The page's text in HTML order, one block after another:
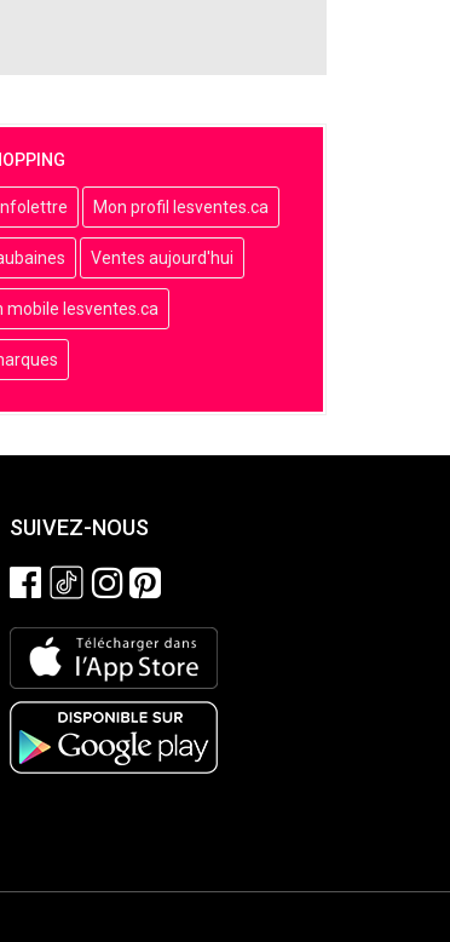
Infolettre Mon profil lesventes.ca
Ventes aujourd'hui
mobile lesventes.ca
SUIVEZ-NOUS